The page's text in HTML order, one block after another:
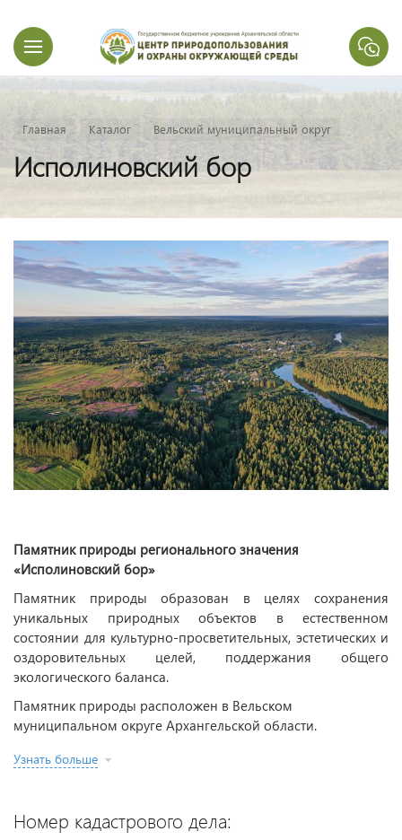
Главная Каталог Вельский муниципальный округ
Исполиновский бор
Памятник природы регионального значения
«Исполиновский бор»
Памятник природы образован в целях сохранения
уникальных природных объектов в естественном
состоянии для культурно-просветительных, эстетических и
оздоровительных целей, поддержания общего
экологического баланса.
Памятник природы расположен в Вельском
муниципальном округе Архангельской области.
Узнать больше
Номер кадастрового дела: